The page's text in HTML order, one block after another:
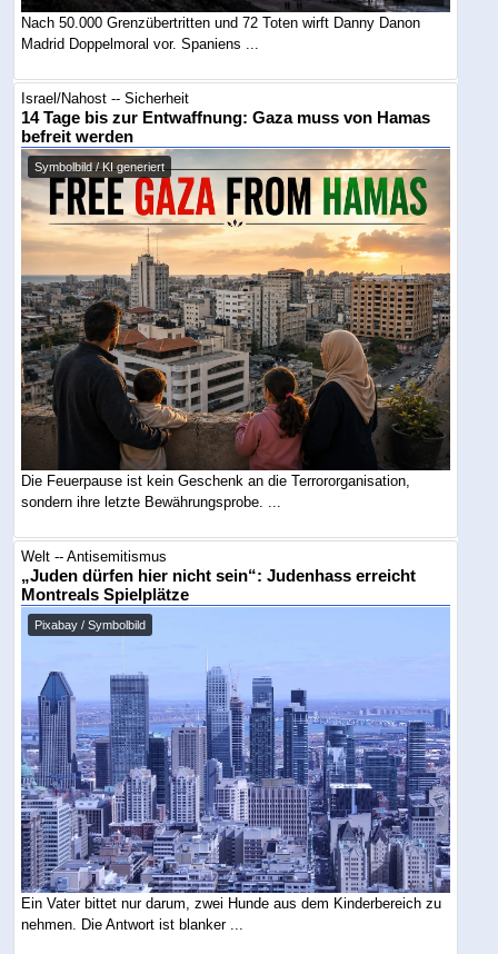
Nach 50.000 Grenzübertritten und 72 Toten wirft Danny Danon
Madrid Doppelmoral vor. Spaniens ...
Israel/Nahost -- Sicherheit
14 Tage bis zur Entwaffnung: Gaza muss von Hamas
befreit werden
Symbolbild / KI generiert
Die Feuerpause ist kein Geschenk an die Terrororganisation,
sondern ihre letzte Bewährungsprobe. ...
Welt -- Antisemitismus
„Juden dürfen hier nicht sein“: Judenhass erreicht
Montreals Spielplätze
Pixabay / Symbolbild
Ein Vater bittet nur darum, zwei Hunde aus dem Kinderbereich zu
nehmen. Die Antwort ist blanker ...